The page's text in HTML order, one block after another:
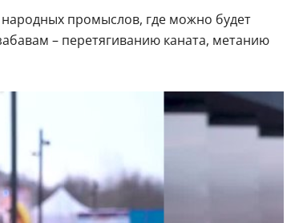
народных промыслов, где можно будет
– перетягиванию каната, метанию